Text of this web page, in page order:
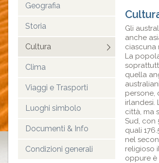
Geografia
Storia
Cultura
Clima
Viaggi e Trasporti
Luoghi simbolo
Documenti & Info
Condizioni generali
Gli
anche
ciascuna
La
quella
persone,
irlandesi.
città, ma
Sud, con
quali
nel
religioso
oppure è